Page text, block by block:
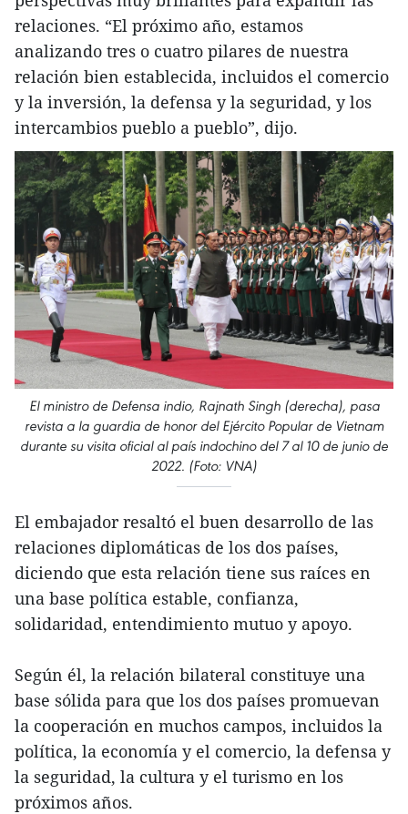
relaciones. “El próximo año, estamos
analizando tres o cuatro pilares de nuestra
relación bien establecida, incluidos el comercio
y la inversión, la defensa y la seguridad, y los
intercambios pueblo a pueblo”, dijo.
El ministro de Defensa indio, Rajnath Singh (derecha), pasa
revista a la guardia de honor del Ejército Popular de Vietnam
durante su visita oficial al país indochino del 7 al 10 de junio de
2022. (Foto: VNA)
El embajador resaltó el buen desarrollo de las
relaciones diplomáticas de los dos países,
diciendo que esta relación tiene sus raíces en
una base política estable, confianza,
solidaridad, entendimiento mutuo y apoyo.
Según él, la relación bilateral constituye una
base sólida para que los dos países promuevan
la cooperación en muchos campos, incluidos la
política, la economía y el comercio, la defensa y
la seguridad, la cultura y el turismo en los
próximos años.